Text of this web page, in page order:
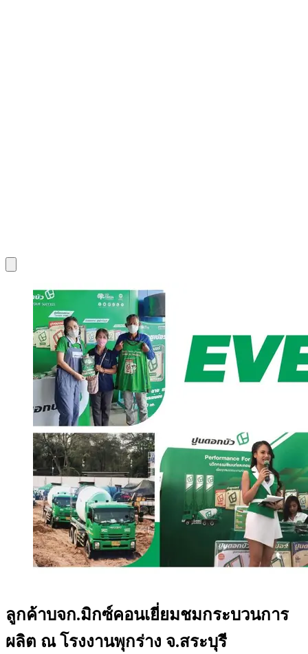
ลูกค้าบจก.มิกซ์คอนเยี่ยมชมกระบวนการ
ผลิต ณ โรงงานพุกร่าง จ.สระบุรี